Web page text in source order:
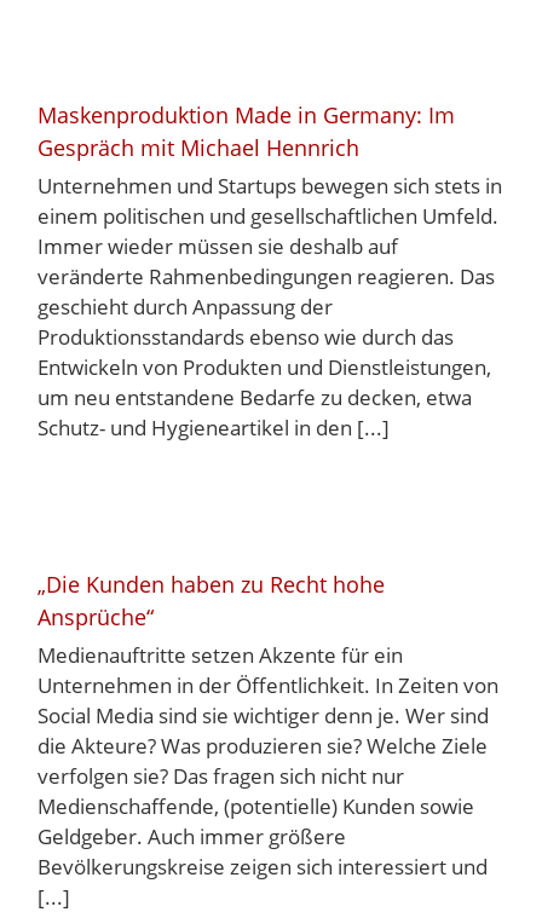
Maskenproduktion Made in Germany: Im
Gespräch mit Michael Hennrich
Unternehmen und Startups bewegen sich stets in
einem politischen und gesellschaftlichen Umfeld.
Immer wieder müssen sie deshalb auf
veränderte Rahmenbedingungen reagieren. Das
geschieht durch Anpassung der
Produktionsstandards ebenso wie durch das
Entwickeln von Produkten und Dienstleistungen,
um neu entstandene Bedarfe zu decken, etwa
Schutz- und Hygieneartikel in den [...]
„Die Kunden haben zu Recht hohe
Ansprüche“
Medienauftritte setzen Akzente für ein
Unternehmen in der Öffentlichkeit. In Zeiten von
Social Media sind sie wichtiger denn je. Wer sind
die Akteure? Was produzieren sie? Welche Ziele
verfolgen sie? Das fragen sich nicht nur
Medienschaffende, (potentielle) Kunden sowie
Geldgeber. Auch immer größere
Bevölkerungskreise zeigen sich interessiert und
[...]